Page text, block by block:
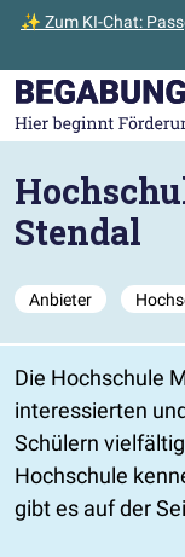
✨ Zum KI-Chat:
Zum Hauptinhalt
Zur Startseite
Stendal
Anbieter
Die Hochschule
interessierten
Schülern
Hochschule
gibt es auf der